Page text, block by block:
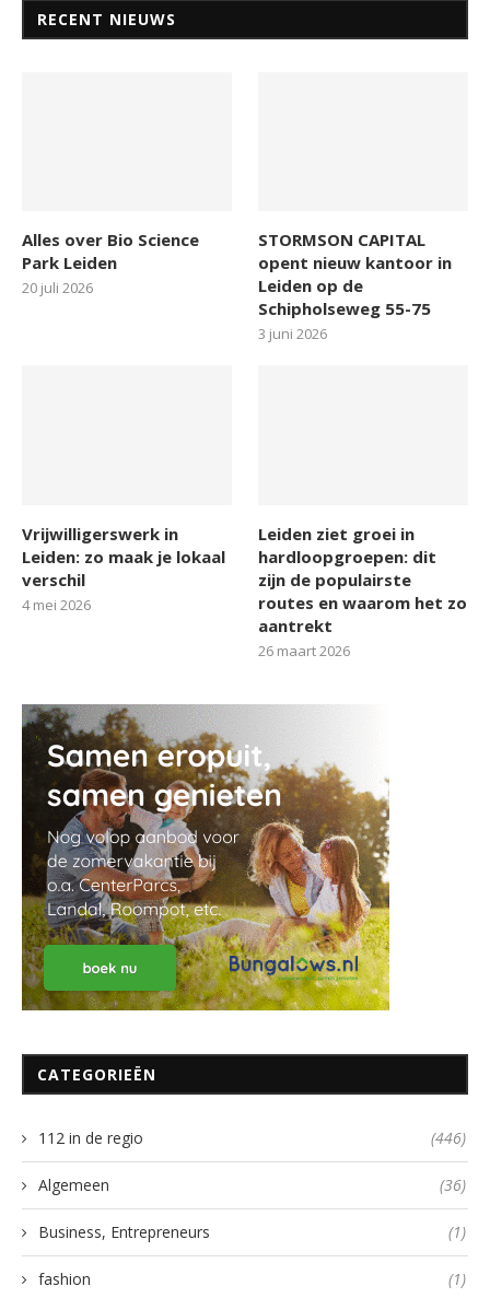
RECENT NIEUWS
Alles over Bio Science
Park Leiden
20 juli 2026
STORMSON CAPITAL
opent nieuw kantoor in
Leiden op de
Schipholseweg 55-75
3 juni 2026
Vrijwilligerswerk in
Leiden: zo maak je lokaal
verschil
4 mei 2026
Leiden ziet groei in
hardloopgroepen: dit
zijn de populairste
routes en waarom het zo
aantrekt
26 maart 2026
CATEGORIEËN
112 in de regio (446)
Algemeen (36)
Business, Entrepreneurs (1)
fashion (1)